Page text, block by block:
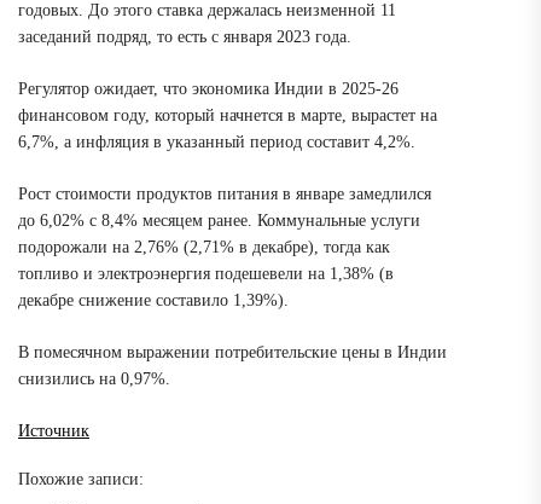
годовых. До этого ставка держалась неизменной 11
заседаний подряд, то есть с января 2023 года.
Регулятор ожидает, что экономика Индии в 2025-26
финансовом году, который начнется в марте, вырастет на
6,7%, а инфляция в указанный период составит 4,2%.
Рост стоимости продуктов питания в январе замедлился
до 6,02% с 8,4% месяцем ранее. Коммунальные услуги
подорожали на 2,76% (2,71% в декабре), тогда как
топливо и электроэнергия подешевели на 1,38% (в
декабре снижение составило 1,39%).
В помесячном выражении потребительские цены в Индии
снизились на 0,97%.
Источник
Похожие записи: